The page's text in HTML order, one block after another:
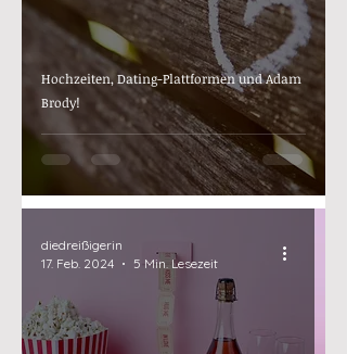
Hochzeiten, Dating-Plattformen und Adam
Brody!
diedreißigerin
17. Feb. 2024
5 Min. Lesezeit